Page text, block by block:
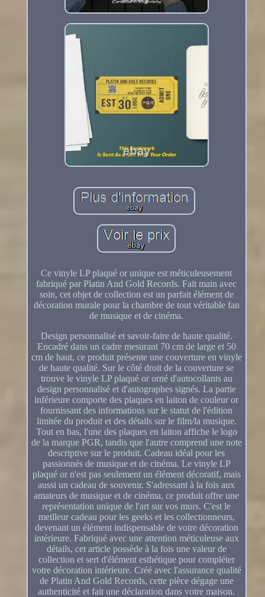
Ce vinyle LP plaqué or unique est méticuleusement
fabriqué par Platin And Gold Records. Fait main avec
soin, cet objet de collection est un parfait élément de
décoration murale pour la chambre de tout véritable fan
de musique et de cinéma.
Design personnalisé et savoir-faire de haute qualité.
Encadré dans un cadre mesurant 70 cm de large et 50
cm de haut, ce produit présente une couverture en vinyle
de haute qualité. Sur le côté droit de la couverture se
trouve le vinyle LP plaqué or orné d'autocollants au
design personnalisé et d'autographes signés. La partie
inférieure comporte des plaques en laiton de couleur or
fournissant des informations sur le statut de l'édition
limitée du produit et des détails sur le film/la musique.
Tout en bas, l'une des plaques en laiton affiche le logo
de la marque PGR, tandis que l'autre comprend une note
descriptive sur le produit. Cadeau idéal pour les
passionnés de musique et de cinéma. Le vinyle LP
plaqué or n'est pas seulement un élément décoratif, mais
aussi un cadeau de souvenir. S'adressant à la fois aux
amateurs de musique et de cinéma, ce produit offre une
représentation unique de l'art sur vos murs. C'est le
meilleur cadeau pour les geeks et les collectionneurs,
devenant un élément indispensable de votre décoration
intérieure. Fabriqué avec une attention méticuleuse aux
détails, cet article possède à la fois une valeur de
collection et sert d'élément esthétique pour compléter
votre décoration intérieure. Créé avec l'assurance qualité
de Platin And Gold Records, cette pièce dégage une
authenticité et fait une déclaration dans votre maison.